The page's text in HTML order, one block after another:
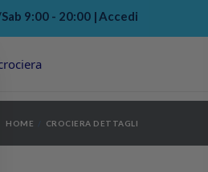
>
>
9:00 - 20:00 |Accedi
HOME CROCIERA DETTAGLI